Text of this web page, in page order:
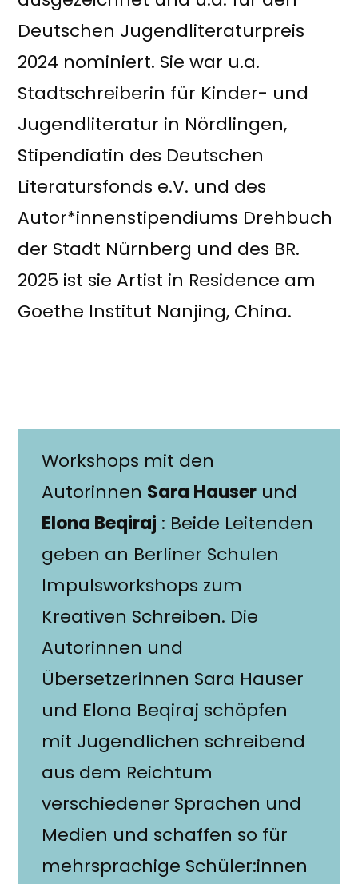
Deutschen Jugendliteraturpreis
2024 nominiert. Sie war u.a.
Stadtschreiberin für Kinder- und
Jugendliteratur in Nördlingen,
Stipendiatin des Deutschen
Literatursfonds e.V. und des
Autor*innenstipendiums Drehbuch
der Stadt Nürnberg und des BR.
2025 ist sie Artist in Residence am
Goethe Institut Nanjing, China.
Workshops mit den
Autorinnen Sara Hauser und
Elona Beqiraj : Beide Leitenden
geben an Berliner Schulen
Impulsworkshops zum
Kreativen Schreiben. Die
Autorinnen und
Übersetzerinnen Sara Hauser
und Elona Beqiraj schöpfen
mit Jugendlichen schreibend
aus dem Reichtum
verschiedener Sprachen und
Medien und schaffen so für
mehrsprachige Schüler:innen